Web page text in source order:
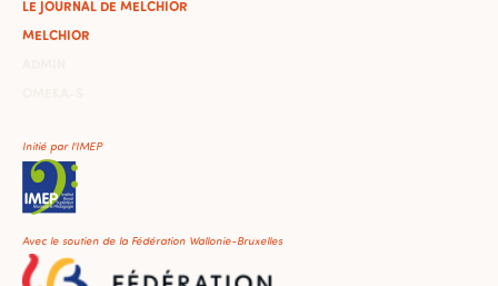
LE JOURNAL DE MELCHIOR
MELCHIOR
Initié par l'IMEP
Avec le soutien de la Fédération Wallonie-Bruxelles